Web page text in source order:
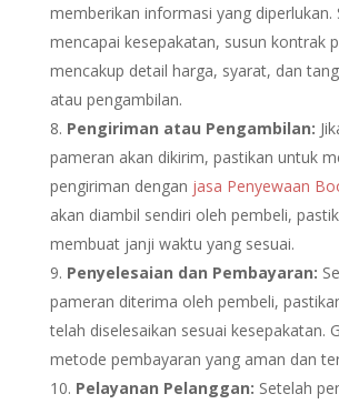
memberikan informasi yang diperlukan.
mencapai kesepakatan, susun kontrak
mencakup detail harga, syarat, dan
atau pengambilan.
Pengiriman atau Pengambilan:
pameran akan dikirim, pastikan untuk
pengiriman dengan jasa Penyewaan
akan diambil sendiri oleh pembeli,
membuat janji waktu yang sesuai.
Penyelesaian dan Pembayaran:
pameran diterima oleh pembeli,
telah diselesaikan sesuai kesepakatan.
metode pembayaran yang aman dan
Pelayanan Pelanggan: Setelah